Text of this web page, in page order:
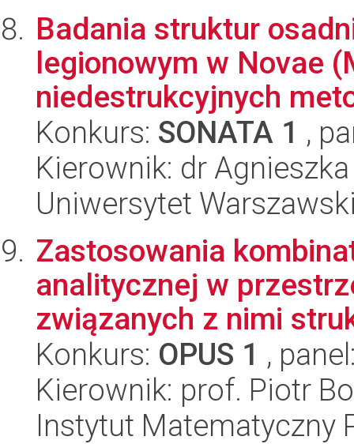
Badania struktur
legionowym w Novae
niedestrukcyjnych
Konkurs: SONATA 1 ,
Kierownik: dr
Uniwersytet
Zastosowania
analitycznej w
związanych z nimi
Konkurs: OPUS 1 ,
Kierownik: prof. Piotr
Instytut Matematyczny